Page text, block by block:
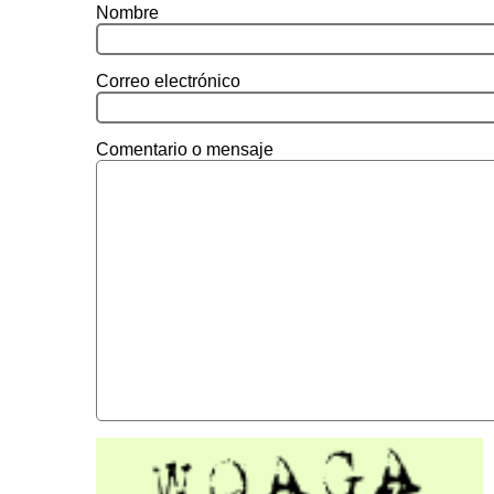
Nombre
Correo electrónico
Comentario o mensaje